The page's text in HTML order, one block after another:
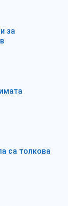
за
са толкова